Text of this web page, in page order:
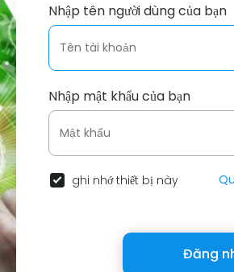
Nhập tên người dùng của bạn
Nhập mật khẩu của bạn
ghi nhớ thiết bị này
Đăng